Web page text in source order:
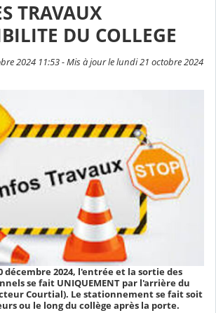
TRAVAUX
DU COLLEGE
2024 11:53 - Mis à jour le lundi 21 octobre 2024
décembre 2024, l'entrée et la sortie des
se fait UNIQUEMENT par l'arrière du
Courtial). Le stationnement se fait soit
ou le long du collège après la porte.